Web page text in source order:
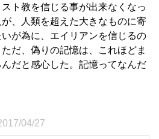
ト教を信じる事が出来なくなっ
、人類を超えた大きなものに寄
が為に、エイリアンを信じるの
だ、偽りの記憶は、これほどま
だと感心した。記憶ってなんだ
04/27